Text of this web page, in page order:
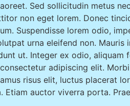
Sed sollicitudin metus
non eget lorem. Donec
Suspendisse lorem odio,
urna eleifend non. Mauris
ut. Integer ex odio, aliquam
adipiscing elit.
risus elit, luctus placerat
auctor viverra porta.